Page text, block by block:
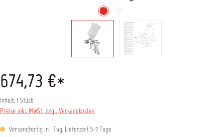
674,73 €*
Inhalt: 1 Stück
Preise inkl. MwSt. zzgl. Versandkosten
Versandfertig in 1 Tag, Lieferzeit 5-7 Tage